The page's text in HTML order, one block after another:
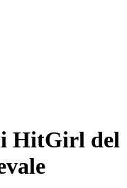
HitGirl del